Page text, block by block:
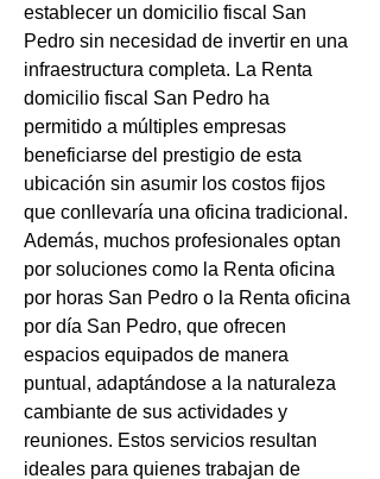
establecer un domicilio fiscal San
Pedro sin necesidad de invertir en una
infraestructura completa. La Renta
domicilio fiscal San Pedro ha
permitido a múltiples empresas
beneficiarse del prestigio de esta
ubicación sin asumir los costos fijos
que conllevaría una oficina tradicional.
Además, muchos profesionales optan
por soluciones como la Renta oficina
por horas San Pedro o la Renta oficina
por día San Pedro, que ofrecen
espacios equipados de manera
puntual, adaptándose a la naturaleza
cambiante de sus actividades y
reuniones. Estos servicios resultan
ideales para quienes trabajan de